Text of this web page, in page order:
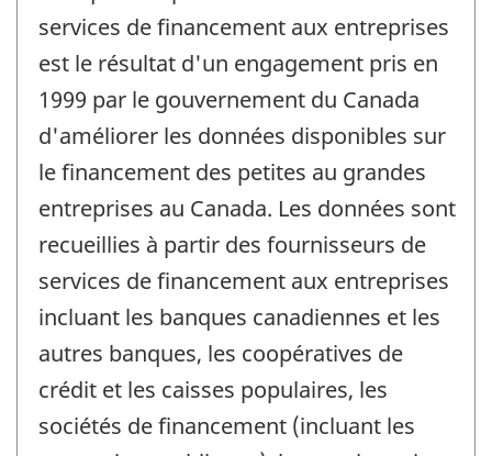
services de financement aux entreprises
est le résultat d'un engagement pris en
1999 par le gouvernement du Canada
d'améliorer les données disponibles sur
le financement des petites au grandes
entreprises au Canada. Les données sont
recueillies à partir des fournisseurs de
services de financement aux entreprises
incluant les banques canadiennes et les
autres banques, les coopératives de
crédit et les caisses populaires, les
sociétés de financement (incluant les